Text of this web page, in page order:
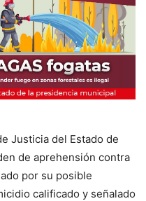
Justicia del Estado de
de aprehensión contra
por su posible
calificado y señalado